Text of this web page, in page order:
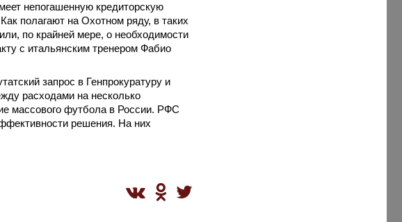
непогашенную кредиторскую
полагают на Охотном ряду, в таких
по крайней мере, о необходимости
с итальянским тренером Фабио
запрос в Генпрокуратуру и
расходами на несколько
массового футбола в России. РФС
решения. На них